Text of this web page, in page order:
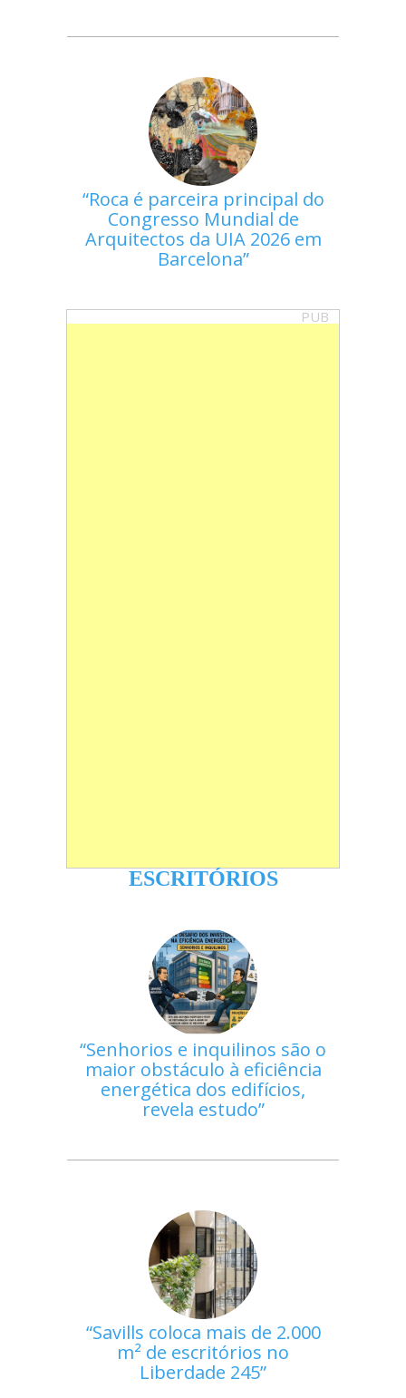
Roca é parceira principal do
Congresso Mundial de
Arquitectos da UIA 2026 em
Barcelona
PUB
ESCRITÓRIOS
Senhorios e inquilinos são o
maior obstáculo à eficiência
energética dos edifícios,
revela estudo
Savills coloca mais de 2.000
m² de escritórios no
Liberdade 245